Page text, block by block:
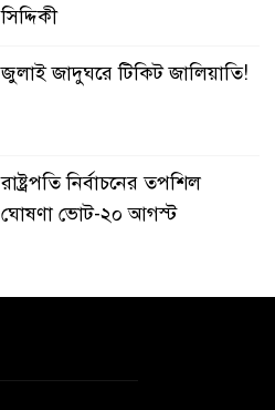
সিদ্দিকী
জুলাই জাদুঘরে টিকিট জালিয়াতি!
রাষ্ট্রপতি নির্বাচনের তপশিল
ঘোষণা ভোট-২০ আগস্ট
বেলাবোতে আ. লীগের নেতা আটক